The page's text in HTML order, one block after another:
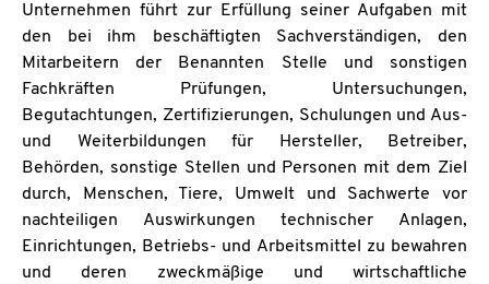
Unternehmen führt zur Erfüllung seiner Aufgaben mit
den bei ihm beschäftigten Sachverständigen, den
Mitarbeitern der Benannten Stelle und sonstigen
Fachkräften Prüfungen, Untersuchungen,
Begutachtungen, Zertifizierungen, Schulungen und Aus-
und Weiterbildungen für Hersteller, Betreiber,
Behörden, sonstige Stellen und Personen mit dem Ziel
durch, Menschen, Tiere, Umwelt und Sachwerte vor
nachteiligen Auswirkungen technischer Anlagen,
Einrichtungen, Betriebs- und Arbeitsmittel zu bewahren
und deren zweckmäßige und wirtschaftliche